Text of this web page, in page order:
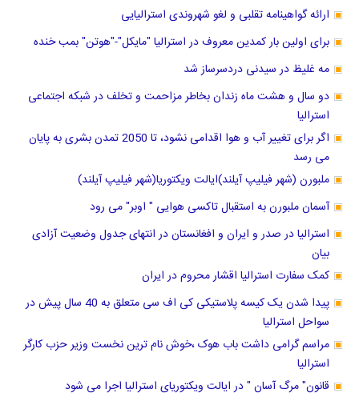
ارائه گواهینامه تقلبی و لغو شهروندی استرالیایی
برای اولین بار کمدین معروف در استرالیا "مایکل"-"هوتن" بمب خنده
مه غلیظ در سیدنی دردسرساز شد
دو سال و هشت ماه زندان بخاطر مزاحمت و تخلف در شبکه اجتماعی
استرالیا
اگر برای تغییر آب و هوا اقدامی نشود، تا 2050 تمدن بشری به پایان
می رسد
ملبورن (شهر فیلیپ آیلند)ایالت ویکتوریا(شهر فیلیپ آیلند)
آسمان ملبورن به استقبال تاکسی هوایی " اوبر" می رود
استرالیا در صدر و ایران و افغانستان در انتهای جدول وضعیت آزادی
بیان
کمک سفارت استرالیا اقشار محروم در ایران
پیدا شدن یک کیسه پلاستیکی کی اف سی متعلق به 40 سال پیش در
سواحل استرالیا
مراسم گرامی داشت باب هوک ،خوش نام ترین نخست وزیر حزب کارگر
استرالیا
قانون" مرگ آسان " در ایالت ویکتوریای استرالیا اجرا می شود